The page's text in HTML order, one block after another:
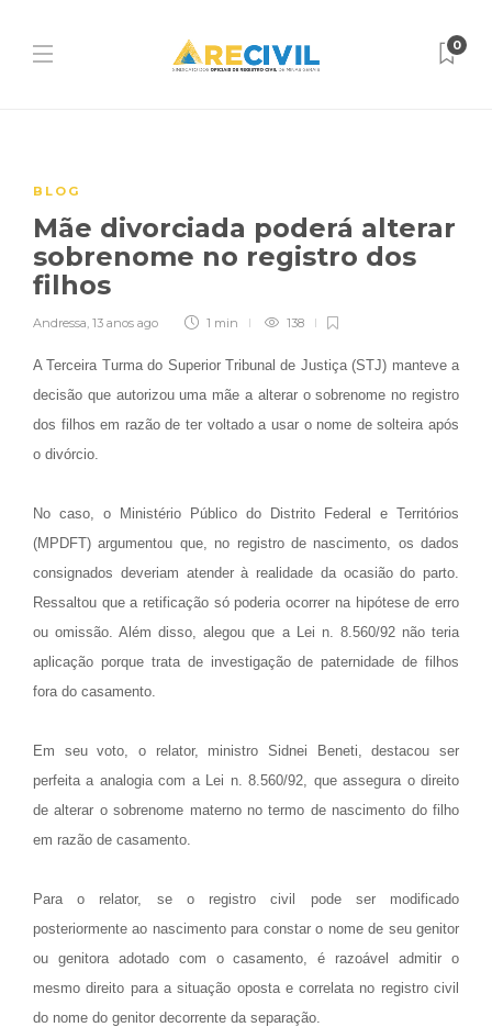
0
BLOG
Mãe divorciada poderá alterar
sobrenome no registro dos
filhos
Andressa, 13 anos ago 1 min 138
A Terceira Turma do Superior Tribunal de Justiça (STJ) manteve a
decisão que autorizou uma mãe a alterar o sobrenome no registro
dos filhos em razão de ter voltado a usar o nome de solteira após
o divórcio.
No caso, o Ministério Público do Distrito Federal e Territórios
(MPDFT) argumentou que, no registro de nascimento, os dados
consignados deveriam atender à realidade da ocasião do parto.
Ressaltou que a retificação só poderia ocorrer na hipótese de erro
ou omissão. Além disso, alegou que a Lei n. 8.560/92 não teria
aplicação porque trata de investigação de paternidade de filhos
fora do casamento.
Em seu voto, o relator, ministro Sidnei Beneti, destacou ser
perfeita a analogia com a Lei n. 8.560/92, que assegura o direito
de alterar o sobrenome materno no termo de nascimento do filho
em razão de casamento.
Para o relator, se o registro civil pode ser modificado
posteriormente ao nascimento para constar o nome de seu genitor
ou genitora adotado com o casamento, é razoável admitir o
mesmo direito para a situação oposta e correlata no registro civil
do nome do genitor decorrente da separação.